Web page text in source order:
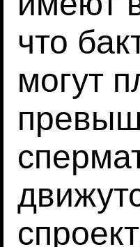
что
могут